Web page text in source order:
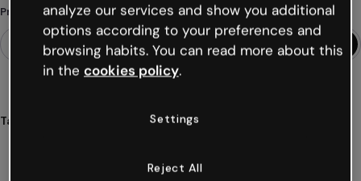
Procurando algo diferente?
Tags
analyze our services and show you additional
options according to your preferences and
browsing habits. You can read more about this
in the cookies policy.
Settings
Reject All